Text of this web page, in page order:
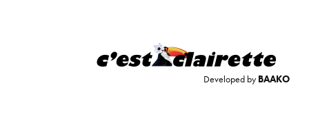
Developed byBAAKO